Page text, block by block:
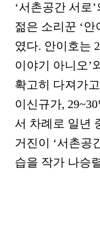
‘서촌공간 서로’
젊은 소리꾼 ‘안
였다. 안이호는
이야기 아니오’
확고히 다져가
이신규가, 29~30
서 차례로 일년
거진이 ‘서촌공
습을 작가 나승